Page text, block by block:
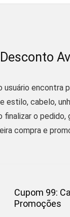
usuário encontra
estilo, cabelo,
finalizar o
compra e
Cupom 99:
Promoções